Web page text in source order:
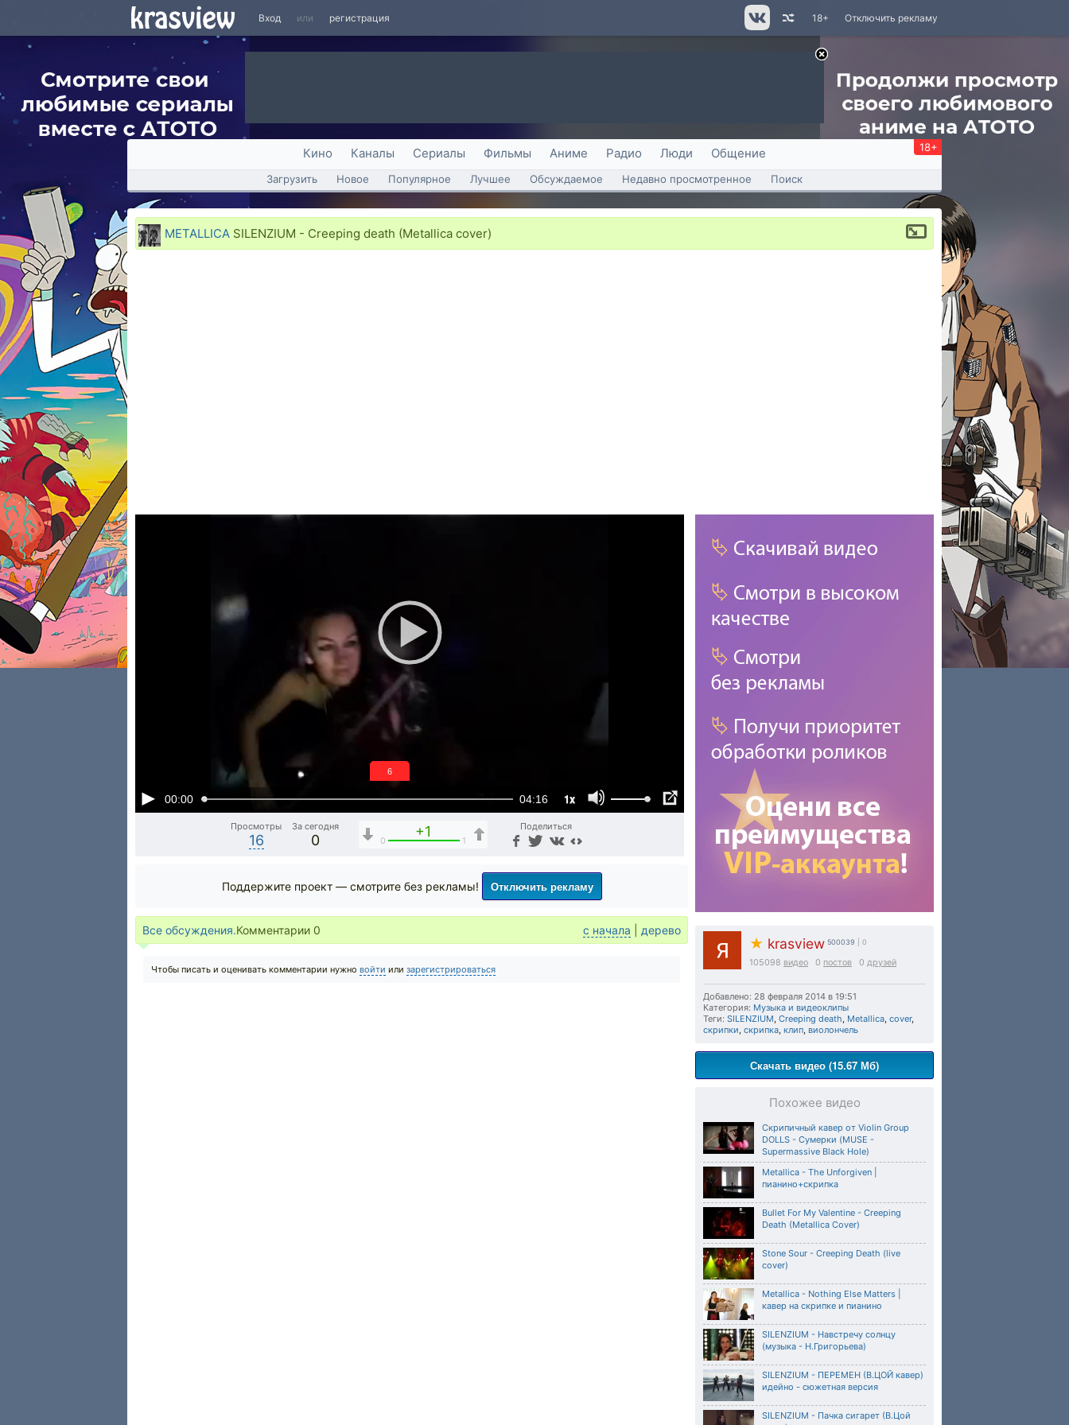
Вход или регистрация Отключить рекламу
18+
Кино Каналы Сериалы Фильмы Аниме Радио Люди Общение 18+
Загрузить Новое Популярное Лучшее Обсуждаемое Недавно просмотренное Поиск
METALLICA SILENZIUM - Creeping death (Metallica cover)
00:00 04:16 1x
5
Просмотры
16
За сегодня
0
+1
0 1
Поделиться
★ krasview 500039 | 0
105098 видео 0 постов 0 друзей
Добавлено: 28 февраля 2014 в 19:51
Категория: Музыка и видеоклипы
Теги: SILENZIUM, Creeping death, Metallica, cover,
скрипки, скрипка, клип, виолончель
Скачать видео (15.67 Мб)
Похожее видео
Скрипичный кавер от Violin Group
DOLLS - Сумерки (MUSE -
Supermassive Black Hole)
Metallica - The Unforgiven |
пианино+скрипка
Bullet For My Valentine - Creeping
Death (Metallica Cover)
Stone Sour - Creeping Death (live
cover)
Metallica - Nothing Else Matters |
кавер на скрипке и пианино
SILENZIUM - Навстречу солнцу
(музыка - Н.Григорьева)
SILENZIUM - ПЕРЕМЕН (В.ЦОЙ кавер)
идейно - сюжетная версия
SILENZIUM - Пачка сигарет (В.Цой
Поддержите проект — смотрите без рекламы! Отключить рекламу
Все обсуждения.Комментарии 0 с начала дерево
Чтобы писать и оценивать комментарии нужно войти или зарегистрироваться